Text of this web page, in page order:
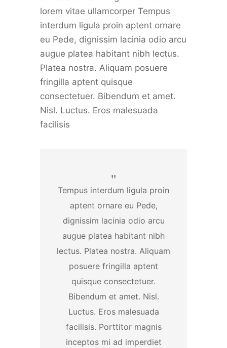
lorem vitae ullamcorper Tempus
interdum ligula proin aptent ornare
eu Pede, dignissim lacinia odio arcu
augue platea habitant nibh lectus.
Platea nostra. Aliquam posuere
fringilla aptent quisque
consectetuer. Bibendum et amet.
Nisl. Luctus. Eros malesuada
facilisis
Tempus interdum ligula proin
aptent ornare eu Pede,
dignissim lacinia odio arcu
augue platea habitant nibh
lectus. Platea nostra. Aliquam
posuere fringilla aptent
quisque consectetuer.
Bibendum et amet. Nisl.
Luctus. Eros malesuada
facilisis. Porttitor magnis
inceptos mi ad imperdiet